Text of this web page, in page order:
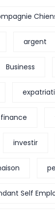
argent
Business
finance
investir
Self